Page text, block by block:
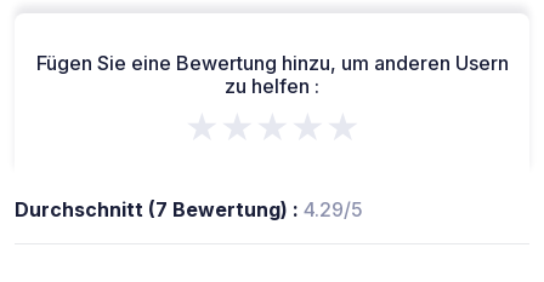
Fügen Sie eine Bewertung hinzu, um anderen Usern
zu helfen :
★★★★★
Durchschnitt (7 Bewertung) : 4.29/5